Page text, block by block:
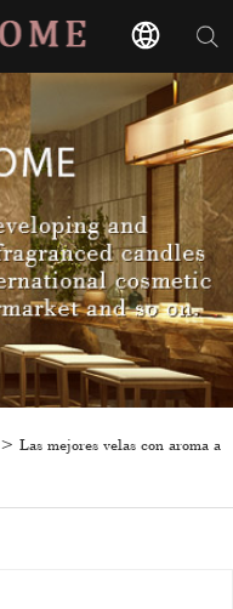
> Las mejores velas con aroma a